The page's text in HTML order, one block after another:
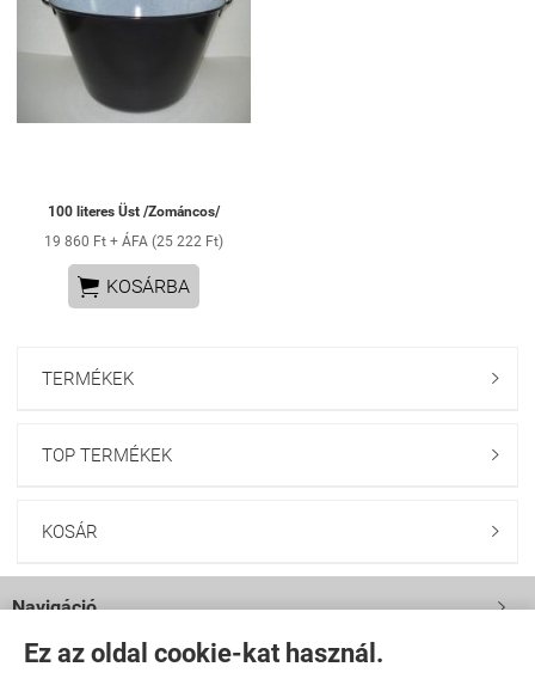
Ez az oldal cookie-kat használ.
100 literes Üst /Zománcos/
19 860 Ft + ÁFA (25 222 Ft)
 KOSÁRBA
TERMÉKEK 
TOP TERMÉKEK 
KOSÁR 
Navigáció 
Saját fiók